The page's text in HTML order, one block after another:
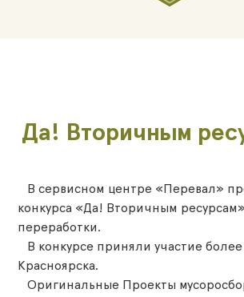
Да! Вторичным
В сервисном центре «Перевал»
конкурса «Да! Вторичным
переработки.
В конкурсе приняли участие более
Красноярска.
Оригинальные Проекты